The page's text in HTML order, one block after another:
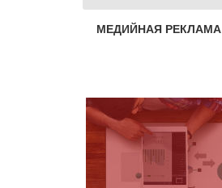
МЕДИЙНАЯ РЕКЛАМА